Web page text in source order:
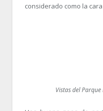
considerado como la
Vistas del